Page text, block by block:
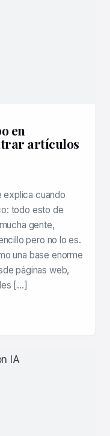
en
artículos
explica cuando
todo esto de
gente,
pero no lo es.
una base enorme
páginas web,
[…]